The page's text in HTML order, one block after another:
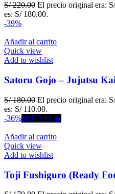
S/220.00 El precio original era:
es: S/ 180.00.
-39%
Añadir al carrito
Quick view
Add to wishlist
Satoru Gojo – Jujutsu
S/180.00 El precio original era:
es: S/ 110.00.
-36%NUEVO 🔥
Añadir al carrito
Quick view
Add to wishlist
Toji Fushiguro (Ready